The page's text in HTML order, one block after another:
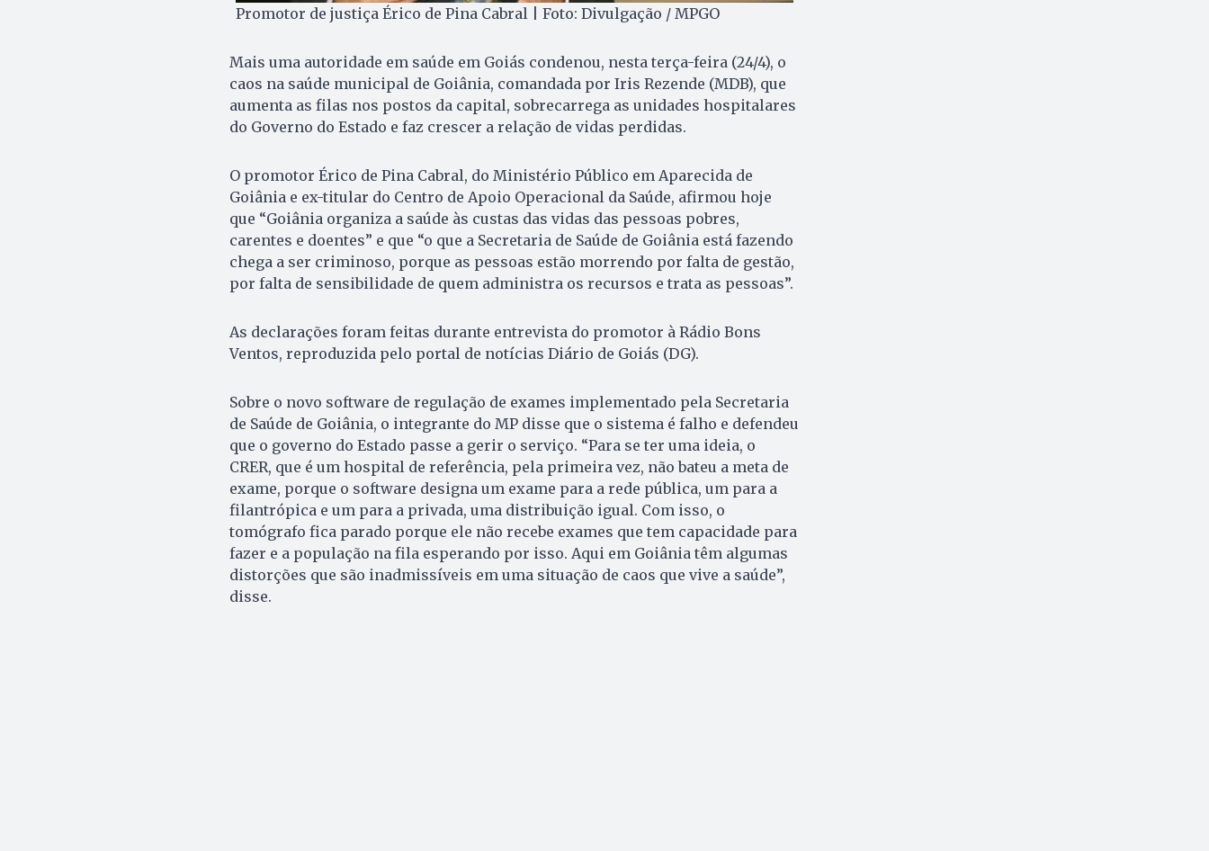
Promotor de justiça Érico de Pina Cabral | Foto: Divulgação / MPGO
Mais uma autoridade em saúde em Goiás condenou, nesta terça-feira (24/4), o
caos na saúde municipal de Goiânia, comandada por Iris Rezende (MDB), que
aumenta as filas nos postos da capital, sobrecarrega as unidades hospitalares
do Governo do Estado e faz crescer a relação de vidas perdidas.
O promotor Érico de Pina Cabral, do Ministério Público em Aparecida de
Goiânia e ex-titular do Centro de Apoio Operacional da Saúde, afirmou hoje
que “Goiânia organiza a saúde às custas das vidas das pessoas pobres,
carentes e doentes” e que “o que a Secretaria de Saúde de Goiânia está fazendo
chega a ser criminoso, porque as pessoas estão morrendo por falta de gestão,
por falta de sensibilidade de quem administra os recursos e trata as pessoas”.
As declarações foram feitas durante entrevista do promotor à Rádio Bons
Ventos, reproduzida pelo portal de notícias Diário de Goiás (DG).
Sobre o novo software de regulação de exames implementado pela Secretaria
de Saúde de Goiânia, o integrante do MP disse que o sistema é falho e defendeu
que o governo do Estado passe a gerir o serviço. “Para se ter uma ideia, o
CRER, que é um hospital de referência, pela primeira vez, não bateu a meta de
exame, porque o software designa um exame para a rede pública, um para a
filantrópica e um para a privada, uma distribuição igual. Com isso, o
tomógrafo fica parado porque ele não recebe exames que tem capacidade para
fazer e a população na fila esperando por isso. Aqui em Goiânia têm algumas
distorções que são inadmissíveis em uma situação de caos que vive a saúde”,
disse.